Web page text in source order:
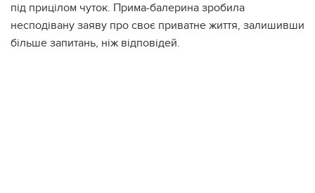
під прицілом чуток. Прима-балерина зробила
несподівану заяву про своє приватне життя, залишивши
більше запитань, ніж відповідей.